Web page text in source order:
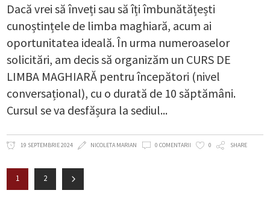
Dacă vrei să înveți sau să îți îmbunătățești
cunoștințele de limba maghiară, acum ai
oportunitatea ideală. În urma numeroaselor
solicitări, am decis să organizăm un CURS DE
LIMBA MAGHIARĂ pentru începători (nivel
conversațional), cu o durată de 10 săptămâni.
Cursul se va desfășura la sediul
19 SEPTEMBRIE 2024 NICOLETA MARIAN 0 COMENTARII 0 SHARE
1 2